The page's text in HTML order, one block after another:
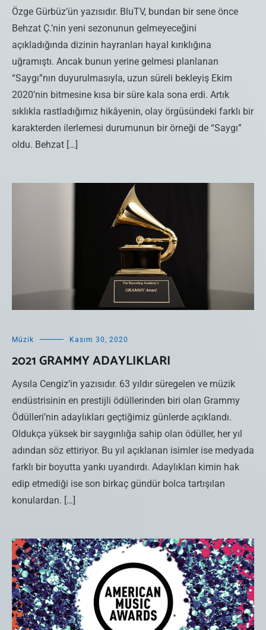
Özge Gürbüz’ün yazısıdır. BluTV, bundan bir sene önce
Behzat Ç.’nin yeni sezonunun gelmeyeceğini
açıkladığında dizinin hayranları hayal kırıklığına
uğramıştı. Ancak bunun yerine gelmesi planlanan
“Saygı”nın duyurulmasıyla, uzun süreli bekleyiş Ekim
2020’nin bitmesine kısa bir süre kala sona erdi. Artık
sıklıkla rastladığımız hikâyenin, olay örgüsündeki farklı bir
karakterden ilerlemesi durumunun bir örneği de “Saygı”
oldu. Behzat […]
Müzik Kasım 30, 2020
2021 GRAMMY ADAYLIKLARI
Aysıla Cengiz’in yazısıdır. 63 yıldır süregelen ve müzik
endüstrisinin en prestijli ödüllerinden biri olan Grammy
Ödülleri’nin adaylıkları geçtiğimiz günlerde açıklandı.
Oldukça yüksek bir saygınlığa sahip olan ödüller, her yıl
adından söz ettiriyor. Bu yıl açıklanan isimler ise medyada
farklı bir boyutta yankı uyandırdı. Adaylıkları kimin hak
edip etmediği ise son birkaç gündür bolca tartışılan
konulardan. […]